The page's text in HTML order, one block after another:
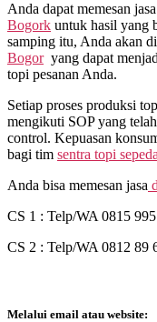
Anda dapat memesan
Bogork untuk hasil yang
samping itu, Anda akan
Bogoryang dapat
topi pesanan Anda.
Setiap proses produksi
mengikuti SOP yang
control. Kepuasan
bagi tim sentra topi
Anda bisa memesan jasa
CS 1 : Telp/WA 0815
CS 2 : Telp/WA 0812 89
Melalui email atau website: